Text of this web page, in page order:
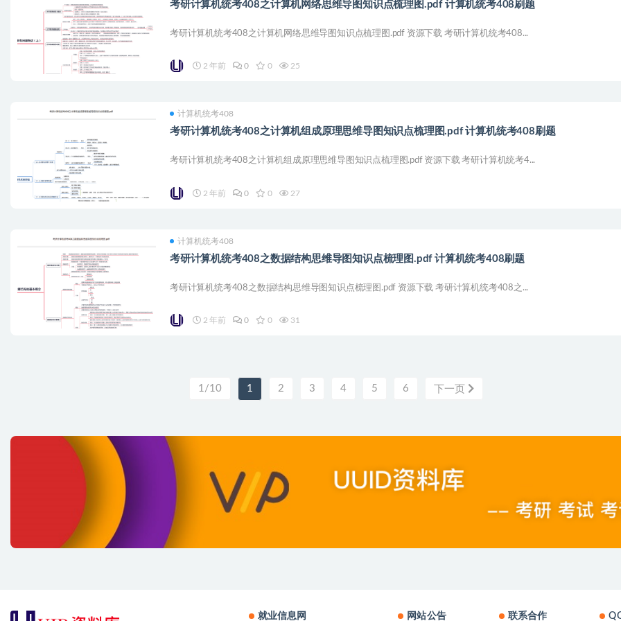
考研计算机统考408之计算机网络思维导图知识点梳理图.pdf 计算机统考408刷题
考研计算机统考408之计算机网络思维导图知识点梳理图.pdf 资源下载 考研计算机统考408...
2 年前 0 0 25
计算机统考408
考研计算机统考408之计算机组成原理思维导图知识点梳理图.pdf 计算机统考408刷题
考研计算机统考408之计算机组成原理思维导图知识点梳理图.pdf 资源下载 考研计算机统考4...
2 年前 0 0 27
计算机统考408
考研计算机统考408之数据结构思维导图知识点梳理图.pdf 计算机统考408刷题
考研计算机统考408之数据结构思维导图知识点梳理图.pdf 资源下载 考研计算机统考408之...
2 年前 0 0 31
1/10 1 2 3 4 5 6 下一页
就业信息网 网站公告 联系合作